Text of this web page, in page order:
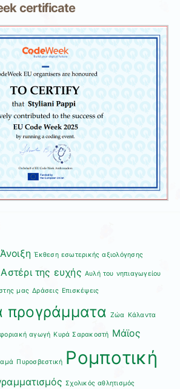
certificate
Άνοιξη Έκθεση εσωτερικής αξιολόγησης
Αστέρι της ευχής Αυλή του νηπιαγωγείου
μας Δράσεις Επισκέψεις
προγράμματα Ζώα Κάλαντα
αγωγή Κυρά Σαρακοστή Μάϊος
Πυροσβεστική Ρομποτική
Σχολικός αθλητισμός